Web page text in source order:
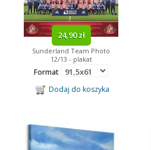
24,90 zł
Sunderland Team Photo
12/13 - plakat
Format
Dodaj do koszyka